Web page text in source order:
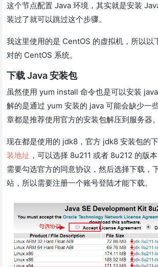
这个节点配置 Java 环境，其实就是安装
装过了就可以跳过这个步骤。
我这里使用的是 CentOS 的虚拟机，所以以
对的 CentOS 系统。
下载 Java 安装包
虽然使用 yum install 命令也是可以安装
解的是通过 yum 安装的 java 可能会缺少一
章都是推荐使用官方的安装包解压到服务器。
现在都是使用的 jdk8，官方 jdk8 安装包的
装地址 ，可以选择 8u211 或者 8u212 的版
需要勾选官方的同意协议，然后选择下载，
站，所以需要注册一个账号登陆才能下载。